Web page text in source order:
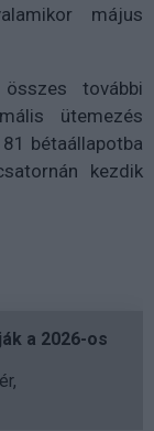
május
további
ütemezés
bétaállapotba
kezdik
a 2026-os